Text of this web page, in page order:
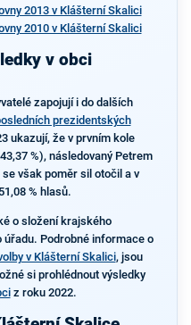
2013 v Klášterní Skalici
2010 v Klášterní Skalici
v obci
zapojují i do dalších
prezidentských
ukazují, že v prvním kole
%), následovaný Petrem
však poměr sil otočil a v
% hlasů.
o složení krajského
Podrobné informace o
v Klášterní Skalici, jsou
si prohlédnout výsledky
z roku 2022.